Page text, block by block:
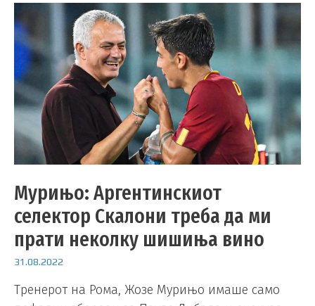
Мурињо: Аргентинскиот
селектор Скалони треба да ми
прати неколку шишиња вино
31.08.2022
Тренерот на Рома, Жозе Мурињо имаше само